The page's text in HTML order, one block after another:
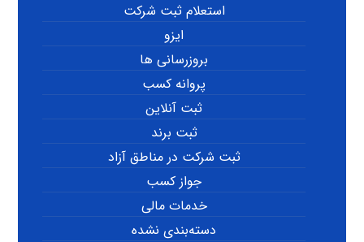
استعلام ثبت شرکت
ایزو
بروزرسانی ها
پروانه کسب
ثبت آنلاین
ثبت برند
ثبت شرکت در مناطق آزاد
جواز کسب
خدمات مالی
دسته‌بندی نشده